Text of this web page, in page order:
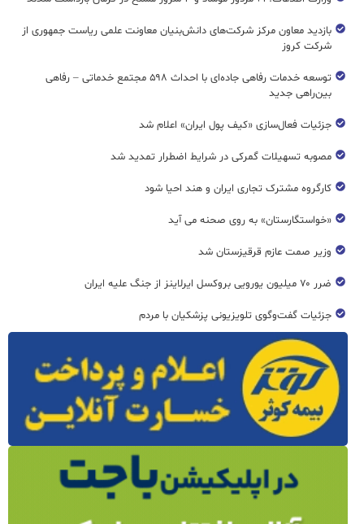
بازدید معاون مرکز شرکت‌های دانش‌بنیان معاونت علمی ریاست جمهوری از
شرکت کروز
توسعه خدمات رفاهی جاده‌ای با احداث ۵۹۸ مجتمع خدماتی – رفاهی
بین‌راهی جدید
جزئیات فعال‌سازی «کیف پول ایران» اعلام شد
مصوبه تسهیلات گمرکی در شرایط اضطرار تمدید شد
کارگروه مشترک تجاری ایران و هند احیا شود
«خواستگارستان» به روی صحنه می آید
وزیر صمت عازم قرقیزستان شد
ضرر ۷۰ میلیون یورویی بروکسل ایرلاینز از جنگ علیه ایران
جزئیات گفت‌وگوی تلویزیونی پزشکیان با مردم